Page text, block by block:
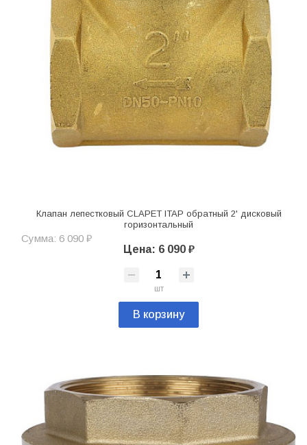
Клапан лепестковый CLAPET ITAP обратный 2' дисковый
горизонтальный
Сумма: 6 090 ₽
Цена: 6 090 ₽
шт
В корзину